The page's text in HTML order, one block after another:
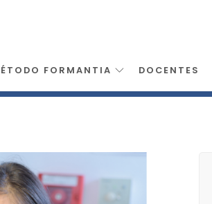
Diagnostico Clinico Servasa
FORMANTIA DOCENTES